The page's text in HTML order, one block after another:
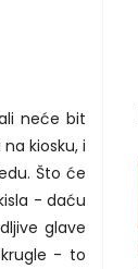
neće bit
kiosku, i
Što će
- daću
glave
- to